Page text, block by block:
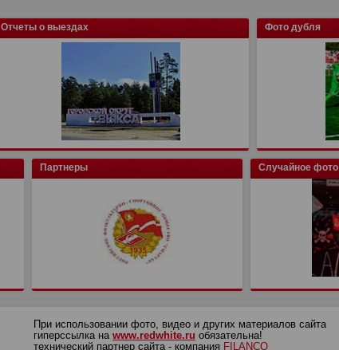
Отчеты о выездах Фото дубля
Партнеры Случайное фото
При использовании фото, видео и других материалов сайта
гиперссылка на www.redwhite.ru обязательна!
технический партнер сайта - компания FILANCO